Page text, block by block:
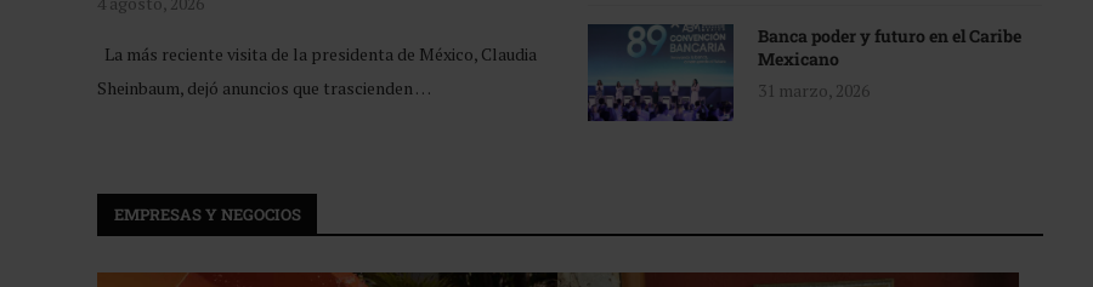
La más reciente visita de la presidenta de México, Claudia
Sheinbaum, dejó anuncios que trascienden …
Banca poder y futuro en el Caribe
Mexicano
31 marzo, 2026
EMPRESAS Y NEGOCIOS